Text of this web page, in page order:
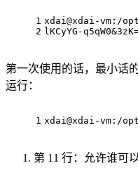
1
2
xdai@xdai-vm:/
lKCyYG-
第一次使用的话，最小话
运行：
1 xdai@xdai-vm:/
第 11 行：允许谁可